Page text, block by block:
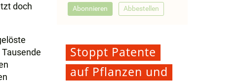
doch
Stoppt Patente
auf Pflanzen und